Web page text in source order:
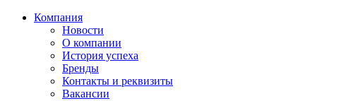
Компания
Новости
О компании
История успеха
Бренды
Контакты и реквизиты
Вакансии